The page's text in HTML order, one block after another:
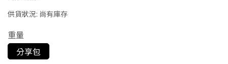
供貨狀況: 尚有庫存
重量
分享包